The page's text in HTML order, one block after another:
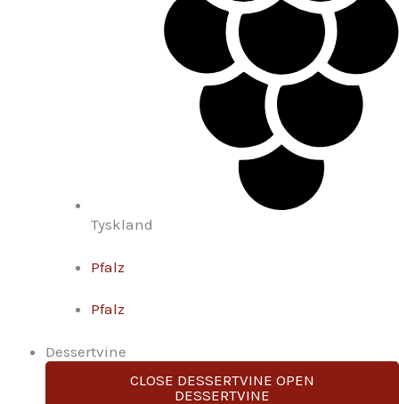
Tyskland
Pfalz
Pfalz
Dessertvine
CLOSE DESSERTVINE OPEN
DESSERTVINE